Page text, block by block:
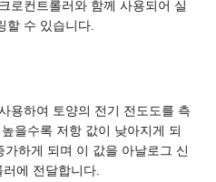
로컨트롤러와 함께 사용되어 실
할 수 있습니다.
용하여 토양의 전기 전도도를 측
을수록 저항 값이 낮아지게 되
하게 되며 이 값을 아날로그 신
에 전달합니다.